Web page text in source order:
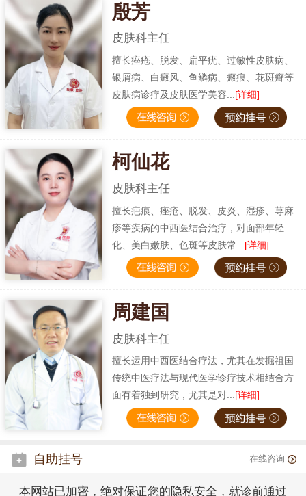
殷芳
皮肤科主任
擅长痤疮、脱发、扁平疣、过敏性皮肤病、
银屑病、白癜风、鱼鳞病、瘢痕、花斑癣等
皮肤病诊疗及皮肤医学美容... [详细]
柯仙花
皮肤科主任
擅长疤痕、痤疮、脱发、皮炎、湿疹、荨麻
疹等疾病的中西医结合治疗，对面部年轻
化、美白嫩肤、色斑等皮肤常... [详细]
周建国
皮肤科主任
擅长运用中西医结合疗法，尤其在发掘祖国
传统中医疗法与现代医学诊疗技术相结合方
面有着独到研究，尤其是对...[详细]
自助挂号 在线咨询
本网站已加密，绝对保证您的隐私安全，就诊前通过